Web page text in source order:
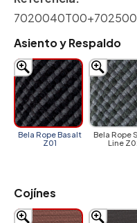
Asiento y Respaldo
Bela Rope Basalt
Z01
Bela Rope
Line
Cojínes